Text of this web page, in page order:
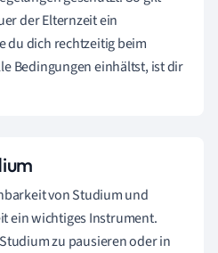
der Elternzeit ein
du dich rechtzeitig beim
Bedingungen einhältst, ist dir
von Studium und
ein wichtiges Instrument.
zu pausieren oder in